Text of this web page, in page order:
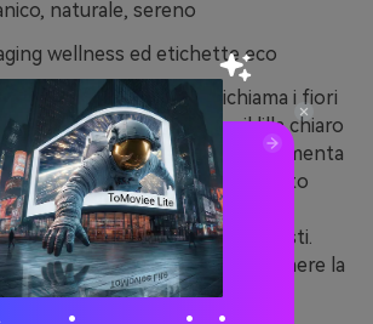
naturale, sereno
wellness ed etichette eco
il lavanda polveroso richiama i fiori
fresche di salvia. Usa il lilla chiaro
per le etichette e il bianco-menta
Il verde salvia è perfetto
claims, icone e timbri, mentre il
assicura la leggibilità dei testi.
finiture opache per mantenere la
rilassante.